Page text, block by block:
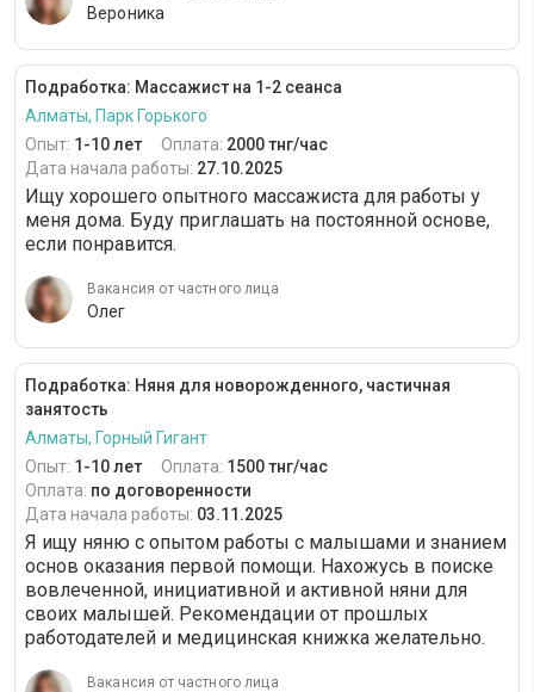
Вероника
Подработка: Массажист на 1-2 сеанса
Алматы, Парк Горького
Опыт: 1-10 лет Оплата: 2000 тнг/час
Дата начала работы: 27.10.2025
Ищу хорошего опытного массажиста для работы у
меня дома. Буду приглашать на постоянной основе,
если понравится.
Вакансия от частного лица
Олег
Подработка: Няня для новорожденного, частичная
занятость
Алматы, Горный Гигант
Опыт: 1-10 лет Оплата: 1500 тнг/час
Оплата: по договоренности
Дата начала работы: 03.11.2025
Я ищу няню с опытом работы с малышами и знанием
основ оказания первой помощи. Нахожусь в поиске
вовлеченной, инициативной и активной няни для
своих малышей. Рекомендации от прошлых
работодателей и медицинская книжка желательно.
Вакансия от частного лица